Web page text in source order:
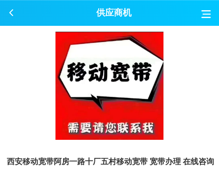
供应商机
西安移动宽带阿房一路十厂五村移动宽带 宽带办理 在线咨询